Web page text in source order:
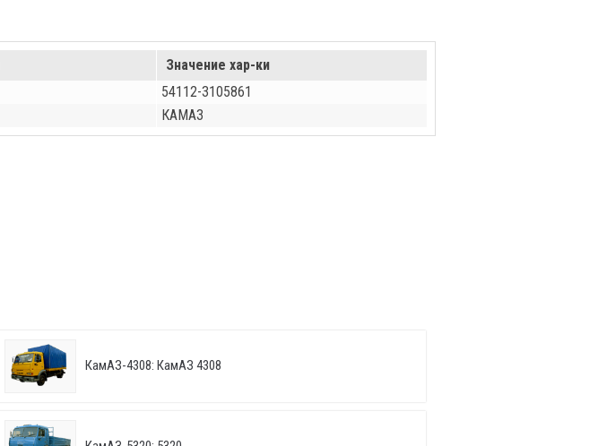
Значение хар-ки
54112-3105861
КАМАЗ
КамАЗ-4308: КамАЗ 4308